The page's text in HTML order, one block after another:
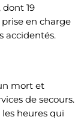
dont 19
en charge
accidentés.
mort et
de secours.
heures qui